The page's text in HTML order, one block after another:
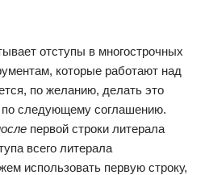
отступы в многострочных
которые работают над
по желанию, делать это
следующему соглашению.
первой строки литерала
всего литерала
использовать первую строку,